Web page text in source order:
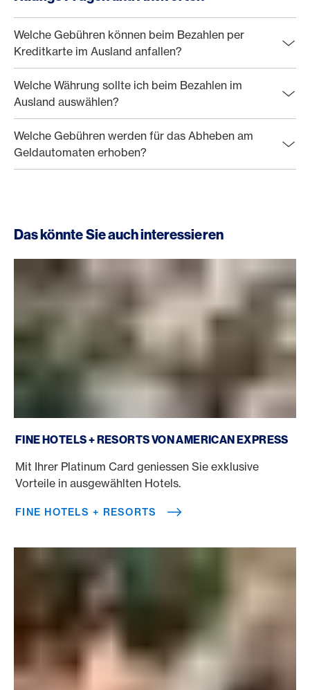
Welche Gebühren können beim Bezahlen per
Kreditkarte im Ausland anfallen?
Welche Währung sollte ich beim Bezahlen im
Ausland auswählen?
Welche Gebühren werden für das Abheben am
Geldautomaten erhoben?
Das könnte Sie auch interessieren
FINE HOTELS + RESORTS VON AMERICAN EXPRESS
Mit Ihrer Platinum Card geniessen Sie exklusive
Vorteile in ausgewählten Hotels.
FINE HOTELS + RESORTS